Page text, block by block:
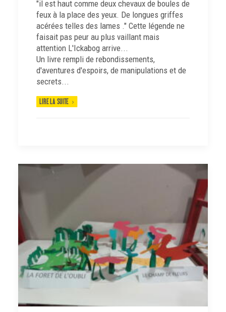
"il est haut comme deux chevaux de boules de
feux à la place des yeux. De longues griffes
acérées telles des lames ." Cette légende ne
faisait pas peur au plus vaillant mais
attention L'Ickabog arrive...
Un livre rempli de rebondissements,
d'aventures d'espoirs, de manipulations et de
secrets...
LIRE LA SUITE